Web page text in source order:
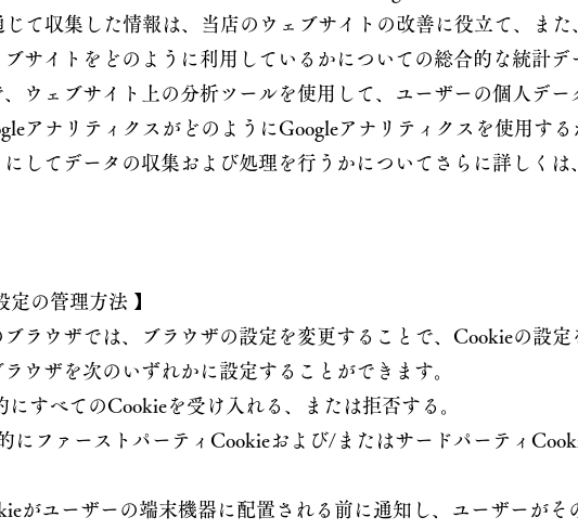
じて収集した情報は、当店のウェブサイトの改善に役立て、ま
ブサイトをどのように利用しているかについての総合的な統計デ
、ウェブサイト上の分析ツールを使用して、ユーザーの個人デ
アナリティクスがどのようにGoogleアナリティクスを使用す
してデータの収集および処理を行うかについてさらに詳しくは
定の管理方法 】
ブラウザでは、ブラウザの設定を変更することで、Cookieの設
ウザを次のいずれかに設定することができます。
にすべてのCookieを受け入れる、または拒否する。
にファーストパーティCookieおよび/またはサードパーティ
がユーザーの端末機器に配置される前に通知し、ユーザーが